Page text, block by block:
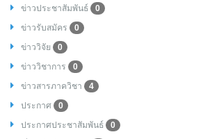
ข่าวประชาสัมพันธ์
0
ข่าวรับสมัคร
0
ข่าววิจัย
0
ข่าววิชาการ
0
ข่าวสารภาควิชา
4
ประกาศ
0
ประกาศประชาสัมพันธ์
0